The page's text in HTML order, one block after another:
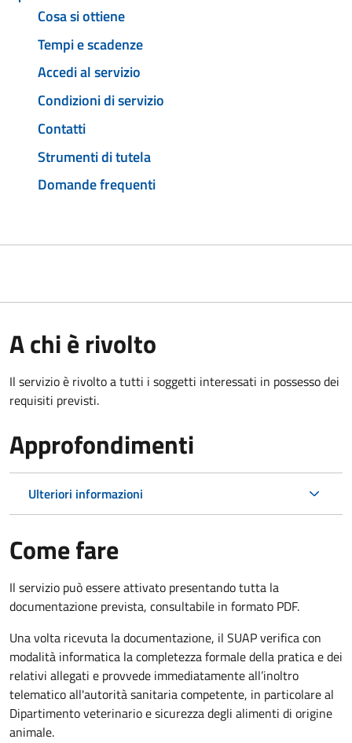
Cosa si ottiene
Tempi e scadenze
Accedi al servizio
Condizioni di servizio
Contatti
Strumenti di tutela
Domande frequenti
A chi è rivolto
Il servizio è rivolto a tutti i soggetti interessati in possesso dei
requisiti previsti.
Approfondimenti
Ulteriori informazioni
Come fare
Il servizio può essere attivato presentando tutta la
documentazione prevista, consultabile in formato PDF.
Una volta ricevuta la documentazione, il SUAP verifica con
modalità informatica la completezza formale della pratica e dei
relativi allegati e provvede immediatamente all’inoltro
telematico all'autorità sanitaria competente, in particolare al
Dipartimento veterinario e sicurezza degli alimenti di origine
animale.